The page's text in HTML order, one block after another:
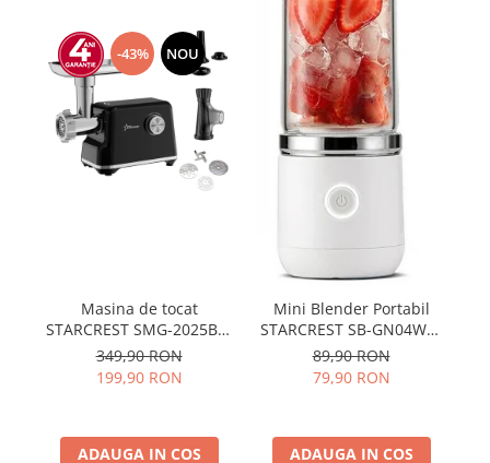
-43% NOU
Masina de tocat
STARCREST SMG-2025BK,
2000 W, Accesoriu rosii si
carnati, 3 site de taiere,
Cutit inox, Negru
349,90 RON
199,90 RON
ADAUGA IN COS
Mini Blender Portabil
STARCREST SB-GN04WH,
Multifunctional, Auto-
curatare, Capacitate
380ml, 4 Lame 3D, Putere
89,90 RON
79,90 RON
ADAUGA IN COS